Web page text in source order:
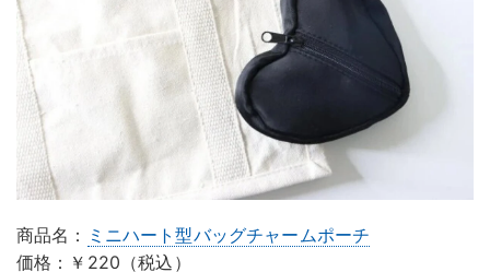
商品名： ミニハート型バッグチャームポーチ
価格：￥220（税込）